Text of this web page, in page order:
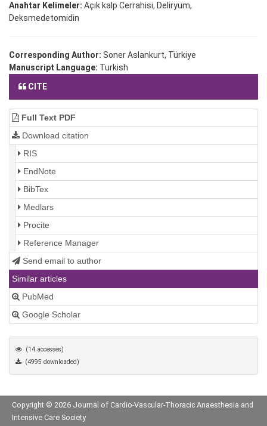
Anahtar Kelimeler: Açık kalp Cerrahisi, Deliryum,
Deksmedetomidin
Corresponding Author: Soner Aslankurt, Türkiye
Manuscript Language: Turkish
CITE
Full Text PDF
Download citation
RIS
EndNote
BibTex
Medlars
Procite
Reference Manager
Send email to author
Similar articles
PubMed
Google Scholar
(14 accesses)
(4995 downloaded)
Copyright © 2026 Journal of Cardio-Vascular-Thoracic Anaesthesia and
Intensive Care Society